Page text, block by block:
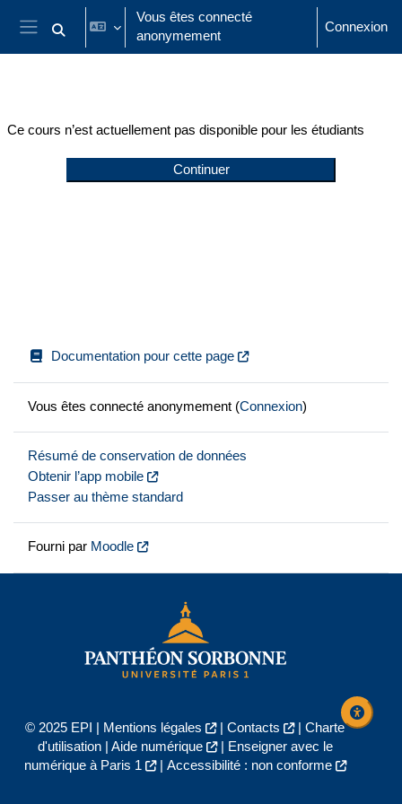
Passer au contenu principal
Panneau latéral
Activer/désactiver la saisie de recherche
Vous êtes connecté
anonymement
Connexion
Ce cours n’est actuellement pas disponible pour les étudiants
Continuer
Documentation pour cette page
Vous êtes connecté anonymement (Connexion)
Résumé de conservation de données
Obtenir l’app mobile
Passer au thème standard
Fourni par Moodle
© 2025 EPI | Mentions légales | Contacts | Charte
d'utilisation| Aide numérique |
Enseigner avec le
numérique à Paris 1
| Accessibilité : non conforme